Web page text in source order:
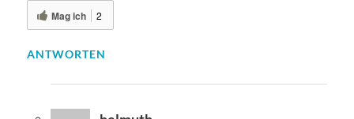
Mag ich 2
ANTWORTEN